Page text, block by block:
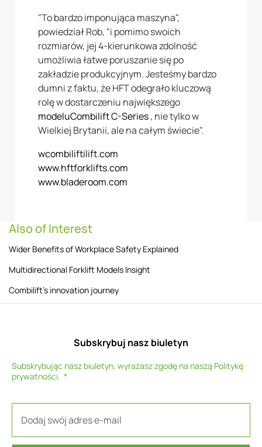
"To bardzo imponująca maszyna",
powiedział Rob, "i pomimo swoich
rozmiarów, jej 4-kierunkowa zdolność
umożliwia łatwe poruszanie się po
zakładzie produkcyjnym. Jesteśmy bardzo
dumni z faktu, że HFT odegrało kluczową
rolę w dostarczeniu największego
modeluCombilift C-Series, nie tylko w
Wielkiej Brytanii, ale na całym świecie".
wcombiliftilift.com
www.hftforklifts.com
www.bladeroom.com
Also of Interest
Wider Benefits of Workplace Safety Explained
Multidirectional Forklift Models Insight
Combilift’s innovation journey
Subskrybuj nasz biuletyn
Subskrybując nasz biuletyn, wyrażasz zgodę na naszą Politykę
prywatności.